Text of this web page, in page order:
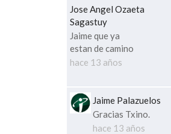
Jose Angel Ozaeta
Sagastuy
Jaime que ya
estan de camino
hace 13 años
Jaime Palazuelos
Gracias Txino.
hace 13 años